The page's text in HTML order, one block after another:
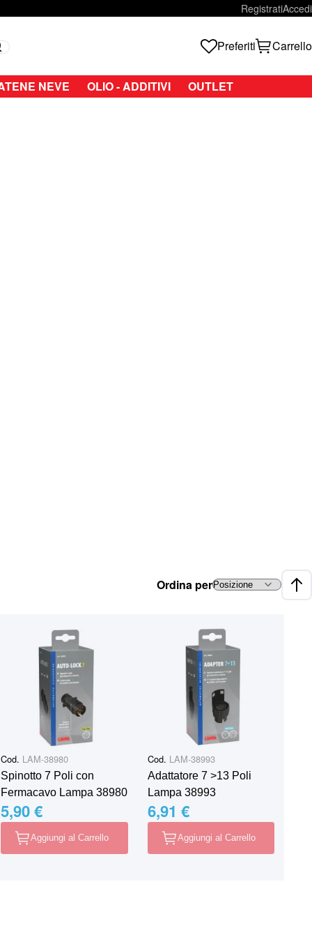
RegistratiAccedi
Preferiti Carrello
NEVE OLIO - ADDITIVI OUTLET
Ordina per
Cod. LAM-38980
Spinotto 7 Poli con
Fermacavo Lampa 38980
5,90 €
Aggiungi al Carrello
Cod. LAM-38993
Adattatore 7 >13 Poli
Lampa 38993
6,91 €
Aggiungi al Carrello